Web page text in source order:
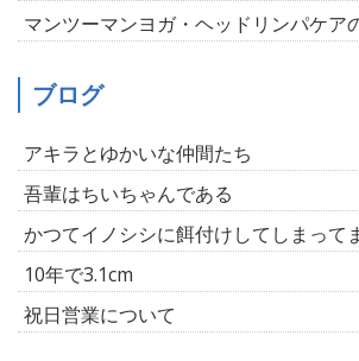
マンツーマンヨガ・ヘッドリンパケア
ブログ
アキラとゆかいな仲間たち
吾輩はちいちゃんである
かつてイノシシに餌付けしてしまって
10年で3.1cm
祝日営業について